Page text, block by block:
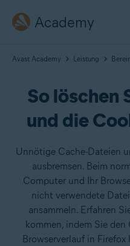
Academy
Avast Academy Leistung
So löschen
und die
Unnötige Cache-Dateien
ausbremsen. Beim
Computer und Ihr
nicht verwendete
ansammeln. Erfahren
kommen, indem Sie
Browserverlauf in